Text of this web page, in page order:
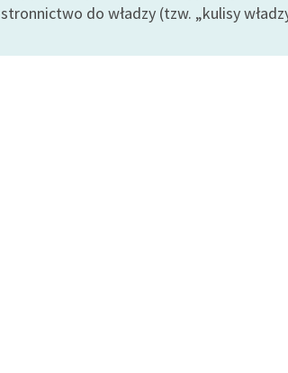
stronnictwo do władzy (tzw. „kulisy